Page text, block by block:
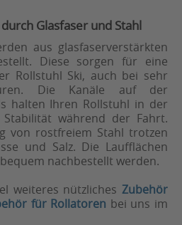
Glasfaser und Stahl
aus glasfaserverstärkten
Diese sorgen für eine
Rollstuhl Ski, auch bei sehr
Die Kanäle auf der
halten Ihren Rollstuhl in der
während der Fahrt.
von rostfreiem Stahl trotzen
und Salz. Die Laufflächen
nachbestellt werden.
weiteres nützliches Zubehör
für Rollatoren bei uns im